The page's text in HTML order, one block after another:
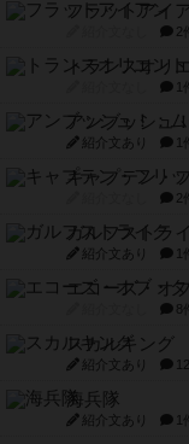
フラットアイ
2
トランスオリ
アンブッシュ
紹介文あり
キャプテン・
2
ガルフストラ
紹介文あり
エコーズ・オ
8
スカルキング
紹介文あり
海兵隊
紹介文あり